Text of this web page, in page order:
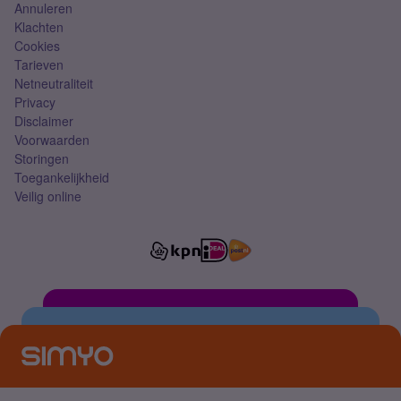
Annuleren
Klachten
Cookies
Tarieven
Netneutraliteit
Privacy
Disclaimer
Voorwaarden
Storingen
Toegankelijkheid
Veilig online